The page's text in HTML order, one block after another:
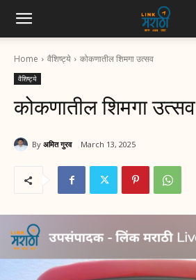
Home वैशिष्ट्ये कोकणातील शिमगा उत्सव
वैशिष्ट्ये
कोकणातील शिमगा उत्सव
By अमित गुरव March 13, 2025